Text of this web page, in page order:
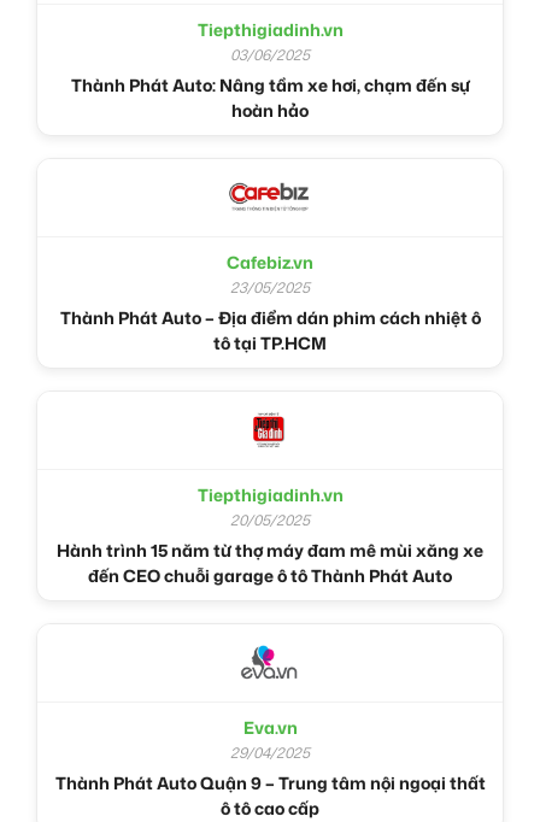
Tiepthigiadinh.vn
03/06/2025
Thành Phát Auto: Nâng tầm xe hơi, chạm đến sự
hoàn hảo
Cafebiz.vn
23/05/2025
Thành Phát Auto – Địa điểm dán phim cách nhiệt ô
tô tại TP.HCM
Tiepthigiadinh.vn
20/05/2025
Hành trình 15 năm từ thợ máy đam mê mùi xăng xe
đến CEO chuỗi garage ô tô Thành Phát Auto
Eva.vn
29/04/2025
Thành Phát Auto Quận 9 – Trung tâm nội ngoại thất
ô tô cao cấp